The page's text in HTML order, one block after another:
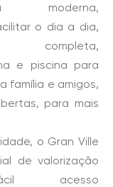
moderna,
o dia a dia,
e piscina para
família e amigos,
para mais
o Gran Ville
de valorização
acesso